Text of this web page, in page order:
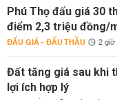
Phú Thọ đấu giá 30
điểm 2,3 triệu đồng/
ĐẤU GIÁ - ĐẤU THẦU 2
Đất tăng giá sau khi
lợi ích hợp lý